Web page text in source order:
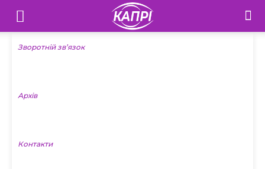
Телебачення
«Капрі»
Новини
Зворотній зв’язок
Архів
Контакти